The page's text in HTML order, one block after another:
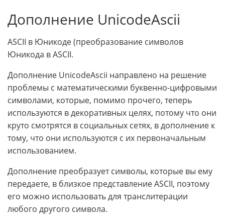
Дополнение UnicodeAscii
ASCII в Юникоде (преобразование символов
Юникода в ASCII.
Дополнение UnicodeAscii направлено на решение
проблемы с математическими буквенно-цифровыми
символами, которые, помимо прочего, теперь
используются в декоративных целях, потому что они
круто смотрятся в социальных сетях, в дополнение к
тому, что они используются с их первоначальным
использованием.
Дополнение преобразует символы, которые вы ему
передаете, в близкое представление ASCII, поэтому
его можно использовать для транслитерации
любого другого символа.